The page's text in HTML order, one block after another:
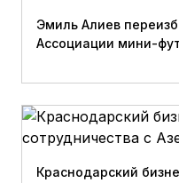
Эмиль Алиев
Ассоциации мини-
Краснодарский